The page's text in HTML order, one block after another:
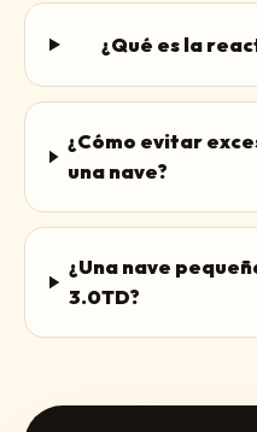
¿Qué es la
¿Cómo evitar
una nave?
¿Una nave
3.0TD?